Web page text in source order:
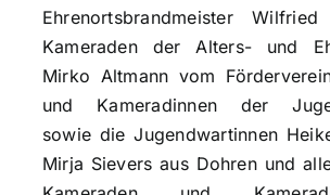
Ehrenortsbrandmeister
Kameraden der Alters- und
Mirko Altmann vom
und Kameradinnen der
sowie die Jugendwartinnen
Mirja Sievers aus Dohren und